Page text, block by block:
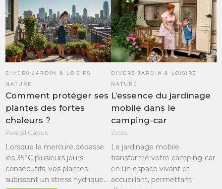
DIVERS JARDIN & LOISIRS
NATURE
Comment protéger ses
plantes des fortes
chaleurs ?
Pascal Cabus
Lorsque le mercure dépasse
les 35°C plusieurs jours
consécutifs, vos plantes
subissent un stress hydrique…
DIVERS JARDIN & LOISIRS
NATURE
L’essence du jardinage
mobile dans le
camping-car
Zozo
Le jardinage mobile
transforme votre camping-car
en un espace vivant et
accueillant, permettant